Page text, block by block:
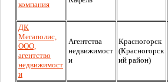
компания
ДК
Мегаполис,
ООО,
агентство
недвижимост
и
Агентства
недвижимост
и
Красногорск
(Красногорск
ий район)